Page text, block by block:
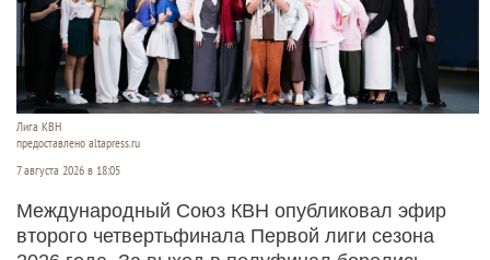
Лига КВН
предоставлено altapress.ru
7 августа 2026 в 18:05
Международный Союз КВН опубликовал эфир
второго четвертьфинала Первой лиги сезона